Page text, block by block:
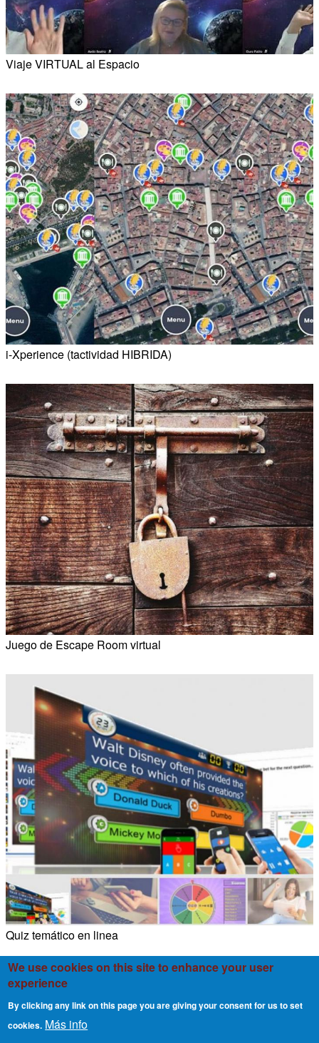
Viaje VIRTUAL al Espacio
i-Xperience (tactividad HIBRIDA)
Juego de Escape Room virtual
Quiz temático en linea
We use cookies on this site to enhance your user
experience
By clicking any link on this page you are giving your consent for us to set
cookies. Más info